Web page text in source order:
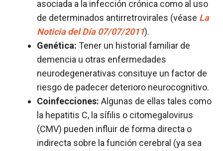
asociada a la infección crónica como al uso
de determinados antirretrovirales (véase La
Noticia del Día 07/07/2011).
Genética: Tener un historial familiar de
demencia u otras enfermedades
neurodegenerativas consituye un factor de
riesgo de padecer deterioro neurocognitivo.
Coinfecciones: Algunas de ellas tales como
la hepatitis C, la sífilis o citomegalovirus
(CMV) pueden influir de forma directa o
indirecta sobre la función cerebral (ya sea